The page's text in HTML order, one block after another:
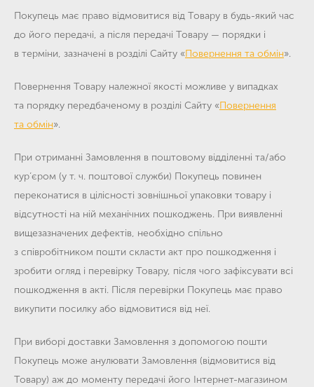
Покупець має право відмовитися від Товару в будь-який час
до його передачі, а після передачі Товару — порядки і
в терміни, зазначені в розділі Сайту «Повернення та обмін».
Повернення Товару належної якості можливе у випадках
та порядку передбаченому в розділі Сайту «Повернення
та обмін».
При отриманні Замовлення в поштовому відділенні та/або
кур’єром (у т. ч. поштової служби) Покупець повинен
переконатися в цілісності зовнішньої упаковки товару і
відсутності на ній механічних пошкоджень. При виявленні
вищезазначених дефектів, необхідно спільно
з співробітником пошти скласти акт про пошкодження і
зробити огляд і перевірку Товару, після чого зафіксувати всі
пошкодження в акті. Після перевірки Покупець має право
викупити посилку або відмовитися від неї.
При виборі доставки Замовлення з допомогою пошти
Покупець може анулювати Замовлення (відмовитися від
Товару) аж до моменту передачі його Інтернет-магазином